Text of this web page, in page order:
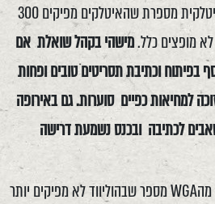
קטרינה ד'אמיקו מהקרן האיטלקית מספרת שהאיטלקים מפיקים 300
מישהי בקהל שואלת אם
בפיתוח וכתיבת תסריטים טובים ופחות
למחיאות כפיים סוערות. גם באירופה
לכתיבה ובכנס נשמעת דרישה
דייויד וויס, יהודי חובש כיפה מהWGA מספר שבהוליווד לא מפיקים יותר